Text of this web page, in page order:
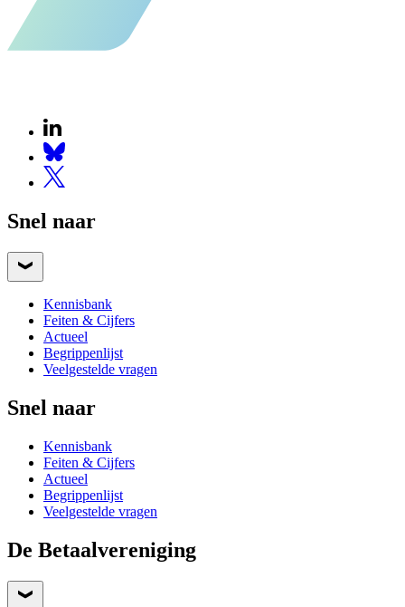
Snel naar
Kennisbank
Feiten & Cijfers
Actueel
Begrippenlijst
Veelgestelde vragen
Snel naar
Kennisbank
Feiten & Cijfers
Actueel
Begrippenlijst
Veelgestelde vragen
De Betaalvereniging